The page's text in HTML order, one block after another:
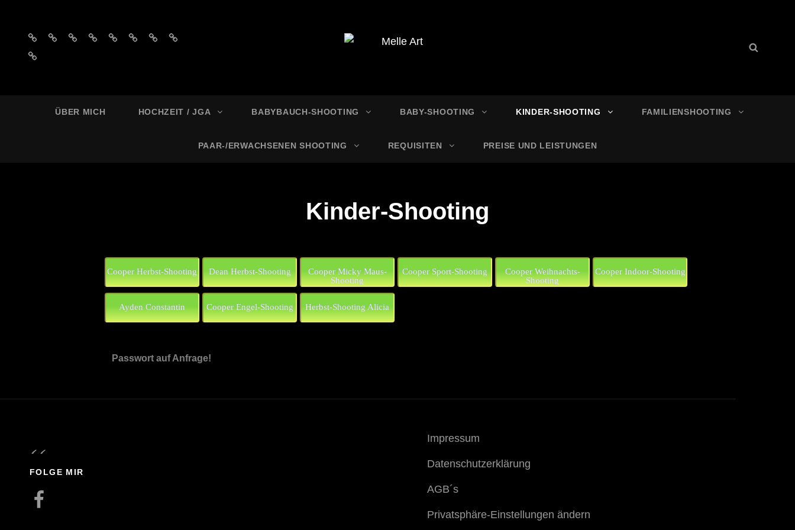
Impressum
Datenschutzerklärung
AGB Privatsphäre-
HistorieEinwilligungen
Privatsphäre-
Historie
Einwilligungen
Search
ÜBER MICH HOCHZEIT / JGA BABYBAUCH-SHOOTING BABY-SHOOTING KINDER-SHOOTING FAMILIENSHOOTING
PAAR-/ERWACHSENEN SHOOTING REQUISITEN PREISE UND LEISTUNGEN
Kinder-Shooting
Cooper Herbst-Shooting Dean Herbst-Shooting
Cooper Micky Maus-
Shooting
Cooper Sport-Shooting
Cooper Weihnachts-
Shooting
Cooper Indoor-Shooting
Ayden Constantin Cooper Engel-Shooting Herbst-Shooting Alicia
Passwort auf Anfrage!
FOLGE MIR
Facebook
Impressum
Datenschutzerklärung
AGB´s
Privatsphäre-Einstellungen ändern